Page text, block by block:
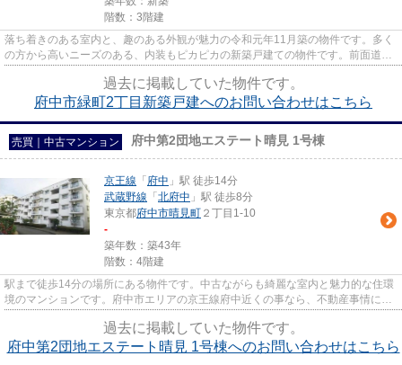
階数：3階建
落ち着きのある室内と、趣のある外観が魅力の令和元年11月築の物件です。多く
の方から高いニーズのある、内装もピカピカの新築戸建ての物件です。前面道路
過去に掲載していた物件です。
府中市緑町2丁目新築戸建へのお問い合わせはこちら
売買｜中古マンション 府中第2団地エステート晴見 1号棟
京王線 「 府中 」駅 徒歩14分
武蔵野線 「 北府中 」駅 徒歩8分
東京都府中市晴見町 ２丁目1-10
-
築年数：築43年
階数：4階建
駅まで徒歩14分の場所にある物件です。中古ながらも綺麗な室内と魅力的な住環
境のマンションです。府中市エリアの京王線府中近くの事なら、不動産事情に詳
過去に掲載していた物件です。
府中第2団地エステート晴見 1号棟へのお問い合わせはこちら